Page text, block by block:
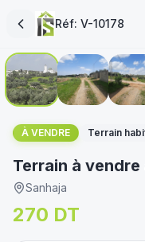
Réf:V-10178
À VENDRE Terrain
Terrain à vendre
Sanhaja
270 DT